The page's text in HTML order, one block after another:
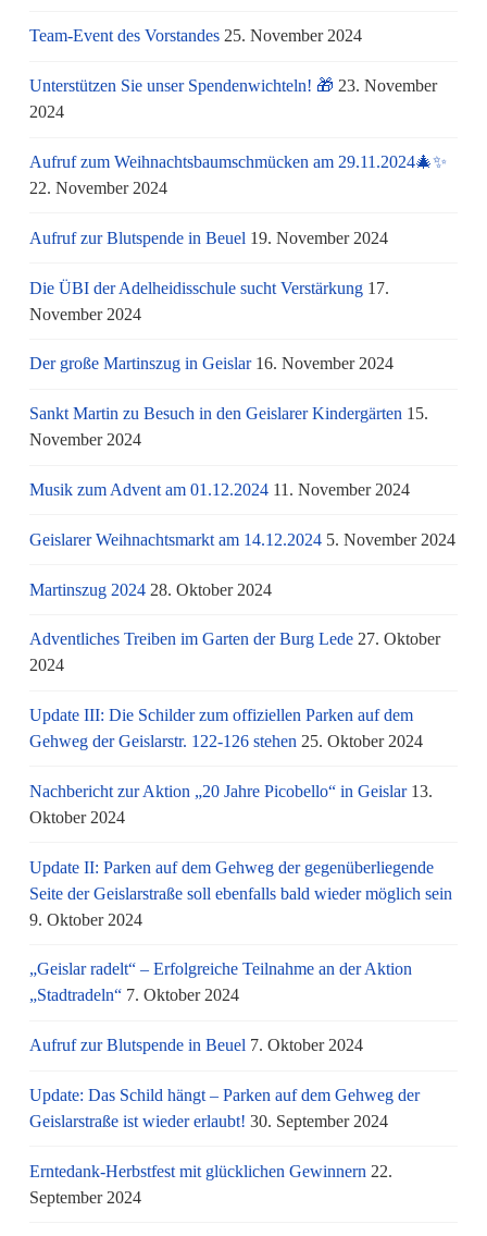
Team-Event des Vorstandes 25. November 2024
Unterstützen Sie unser Spendenwichteln! 🎁 23. November
2024
Aufruf zum Weihnachtsbaumschmücken am 29.11.2024🎄✨
22. November 2024
Aufruf zur Blutspende in Beuel 19. November 2024
Die ÜBI der Adelheidisschule sucht Verstärkung 17.
November 2024
Der große Martinszug in Geislar 16. November 2024
Sankt Martin zu Besuch in den Geislarer Kindergärten 15.
November 2024
Musik zum Advent am 01.12.2024 11. November 2024
Geislarer Weihnachtsmarkt am 14.12.2024 5. November 2024
Martinszug 2024 28. Oktober 2024
Adventliches Treiben im Garten der Burg Lede 27. Oktober
2024
Update III: Die Schilder zum offiziellen Parken auf dem
Gehweg der Geislarstr. 122-126 stehen 25. Oktober 2024
Nachbericht zur Aktion „20 Jahre Picobello“ in Geislar 13.
Oktober 2024
Update II: Parken auf dem Gehweg der gegenüberliegende
Seite der Geislarstraße soll ebenfalls bald wieder möglich sein
9. Oktober 2024
„Geislar radelt“ – Erfolgreiche Teilnahme an der Aktion
„Stadtradeln“ 7. Oktober 2024
Aufruf zur Blutspende in Beuel 7. Oktober 2024
Update: Das Schild hängt – Parken auf dem Gehweg der
Geislarstraße ist wieder erlaubt! 30. September 2024
Erntedank-Herbstfest mit glücklichen Gewinnern 22.
September 2024